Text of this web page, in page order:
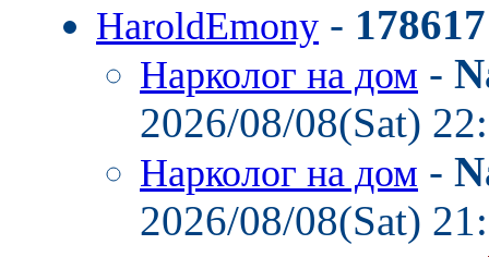
HaroldEmony -
Нарколог на дом -
2026/08/08(Sat)
Нарколог на дом -
2026/08/08(Sat)